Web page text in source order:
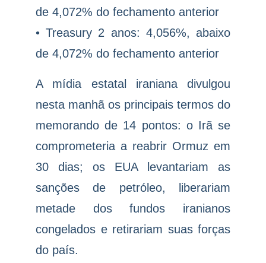
de 4,072% do fechamento anterior
• Treasury 2 anos: 4,056%, abaixo
de 4,072% do fechamento anterior
A mídia estatal iraniana divulgou
nesta manhã os principais termos do
memorando de 14 pontos: o Irã se
comprometeria a reabrir Ormuz em
30 dias; os EUA levantariam as
sanções de petróleo, liberariam
metade dos fundos iranianos
congelados e retirariam suas forças
do país.